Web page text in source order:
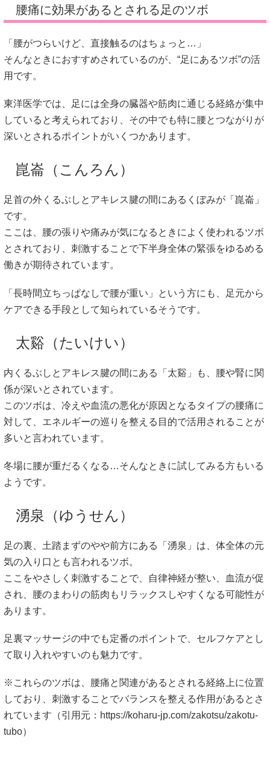
腰痛に効果があるとされる足のツボ
「腰がつらいけど、直接触るのはちょっと…」
そんなときにおすすめされているのが、“足にあるツボ”の活
用です。
東洋医学では、足には全身の臓器や筋肉に通じる経絡が集中
していると考えられており、その中でも特に腰とつながりが
深いとされるポイントがいくつかあります。
崑崙（こんろん）
足首の外くるぶしとアキレス腱の間にあるくぼみが「崑崙」
です。
ここは、腰の張りや痛みが気になるときによく使われるツボ
とされており、刺激することで下半身全体の緊張をゆるめる
働きが期待されています。
「長時間立ちっぱなしで腰が重い」という方にも、足元から
ケアできる手段として知られているそうです。
太谿（たいけい）
内くるぶしとアキレス腱の間にある「太谿」も、腰や腎に関
係が深いとされています。
このツボは、冷えや血流の悪化が原因となるタイプの腰痛に
対して、エネルギーの巡りを整える目的で活用されることが
多いと言われています。
冬場に腰が重だるくなる…そんなときに試してみる方もいる
ようです。
湧泉（ゆうせん）
足の裏、土踏まずのやや前方にある「湧泉」は、体全体の元
気の入り口とも言われるツボ。
ここをやさしく刺激することで、自律神経が整い、血流が促
され、腰のまわりの筋肉もリラックスしやすくなる可能性が
あります。
足裏マッサージの中でも定番のポイントで、セルフケアとし
て取り入れやすいのも魅力です。
※これらのツボは、腰痛と関連があるとされる経絡上に位置
しており、刺激することでバランスを整える作用があるとさ
れています（引用元： https://koharu-jp.com/zakotsu/zakotu-
tubo）